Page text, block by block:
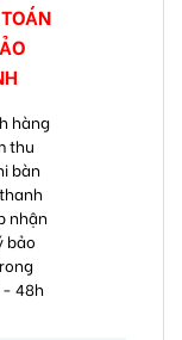
hàng
thu
bàn
nhận
bảo
- 48h